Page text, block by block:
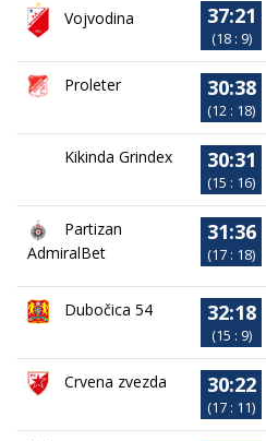
Vojvodina 37:21
(18 : 9)
Proleter 30:38
(12 : 18)
Kikinda Grindex 30:31
(15 : 16)
Partizan
AdmiralBet
31:36
(17 : 18)
Dubočica 54 32:18
(15 : 9)
Crvena zvezda 30:22
(17 : 11)